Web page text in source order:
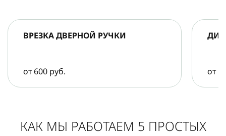
ВРЕЗКА ДВЕРНОЙ РУЧКИ
от 600 руб. от
КАК МЫ РАБОТАЕМ 5 ПРОСТЫХ